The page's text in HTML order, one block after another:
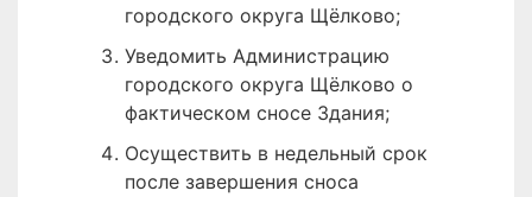
городского округа Щёлково;
Уведомить Администрацию
городского округа Щёлково о
фактическом сносе Здания;
Осуществить в недельный срок
после завершения сноса